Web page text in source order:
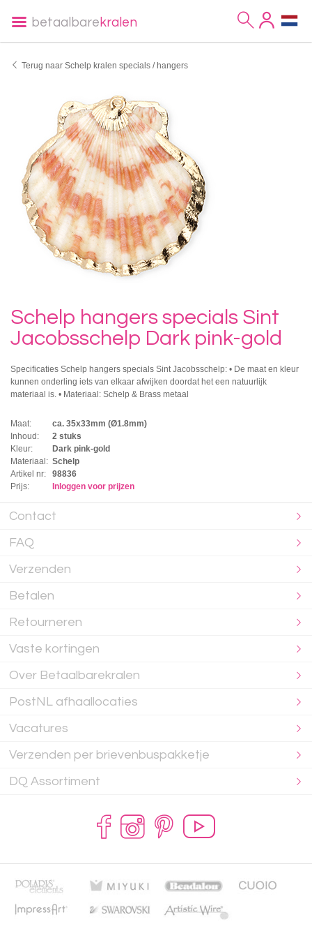
betaalbare kralen
Terug naar Schelp kralen specials / hangers
Schelp hangers specials Sint
Jacobsschelp Dark pink-gold
Specificaties Schelp hangers specials Sint Jacobsschelp: • De maat en kleur
kunnen onderling iets van elkaar afwijken doordat het een natuurlijk
materiaal is. • Materiaal: Schelp & Brass metaal
Maat:
ca. 35x33mm (Ø1.8mm)
Inhoud:
2 stuks
Kleur:
Dark pink-gold
Materiaal: Schelp
Artikel nr:
98836
Prijs:
Inloggen voor prijzen
Contact
FAQ
Verzenden
Betalen
Retourneren
Vaste kortingen
Over Betaalbarekralen
PostNL afhaallocaties
Vacatures
Verzenden per brievenbuspakketje
DQ Assortiment